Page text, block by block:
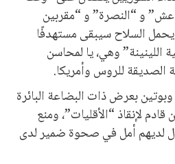
و “النصرة” و “مقربين
يحمل السلاح سيبقى مستهدفًا
اللينينة” وهي، يا لمحاسن
الصديقة للروس وأمريكا.
وبوتين بعرض ذات البضاعة البائرة
لإنقاذ “الأقليات”، ومنع
لديهم أمل في صحوة ضمير لدى